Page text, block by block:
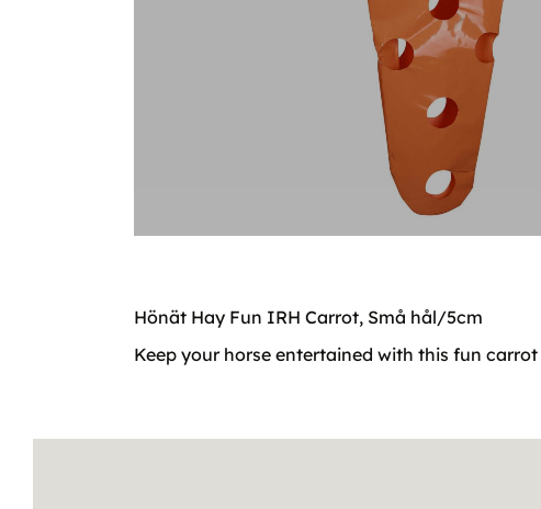
Hönät Hay Fun IRH Carrot, Små hål/5cm
Keep your horse entertained with this fun